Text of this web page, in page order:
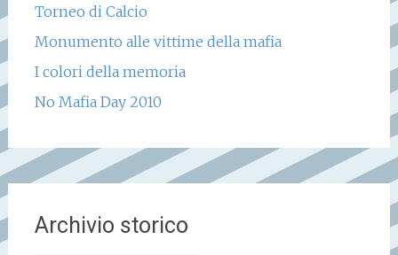
Torneo di Calcio
Monumento alle vittime della mafia
I colori della memoria
No Mafia Day 2010
Archivio storico